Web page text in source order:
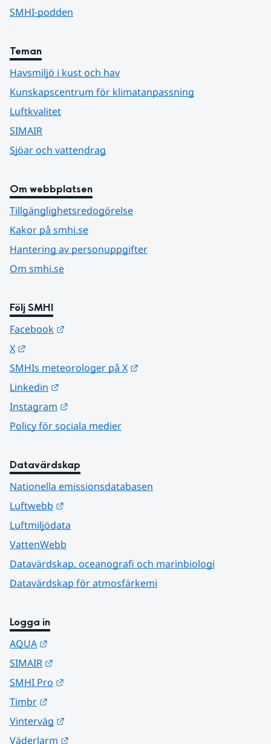
SMHI-podden
Teman
Havsmiljö i kust och hav
Kunskapscentrum för klimatanpassning
Luftkvalitet
SIMAIR
Sjöar och vattendrag
Om webbplatsen
Tillgänglighetsredogörelse
Kakor på smhi.se
Hantering av personuppgifter
Om smhi.se
Följ SMHI
Facebook
X
SMHIs meteorologer på X
Linkedin
Instagram
Policy för sociala medier
Datavärdskap
Nationella emissionsdatabasen
Luftwebb
Luftmiljödata
VattenWebb
Datavärdskap, oceanografi och marinbiologi
Datavärdskap för atmosfärkemi
Logga in
AQUA
SIMAIR
SMHI Pro
Timbr
Vinterväg
Väderlarm